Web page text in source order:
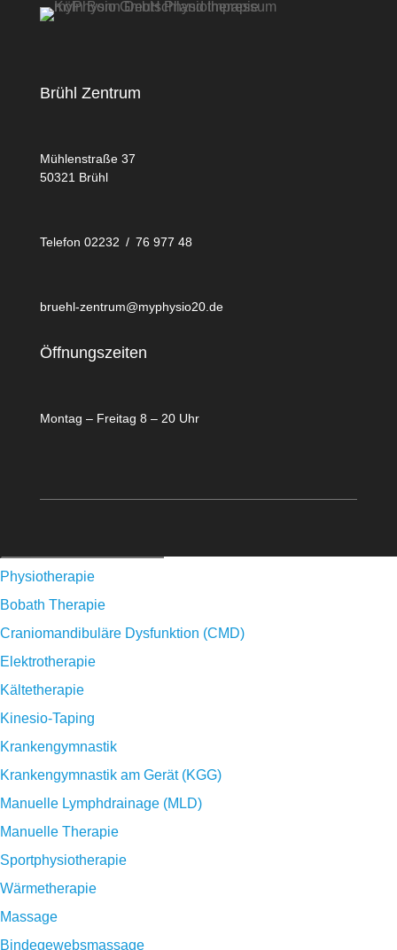
Brühl Zentrum
Mühlenstraße 37
50321 Brühl
Telefon 02232 / 76 977 48
bruehl-zentrum@myphysio20.de
Öffnungszeiten
Montag – Freitag 8 – 20 Uhr
Physiotherapie
Bobath Therapie
Craniomandibuläre Dysfunktion (CMD)
Elektrotherapie
Kältetherapie
Kinesio-Taping
Krankengymnastik
Krankengymnastik am Gerät (KGG)
Manuelle Lymphdrainage (MLD)
Manuelle Therapie
Sportphysiotherapie
Wärmetherapie
Massage
Bindegewebsmassage